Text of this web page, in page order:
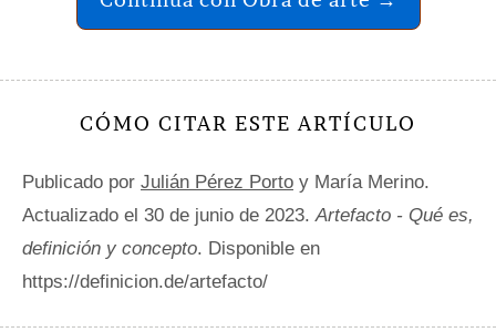
CÓMO CITAR ESTE ARTÍCULO
Publicado por Julián Pérez Porto y María Merino.
Actualizado el 30 de junio de 2023. Artefacto - Qué es,
definición y concepto. Disponible en
https://definicion.de/artefacto/